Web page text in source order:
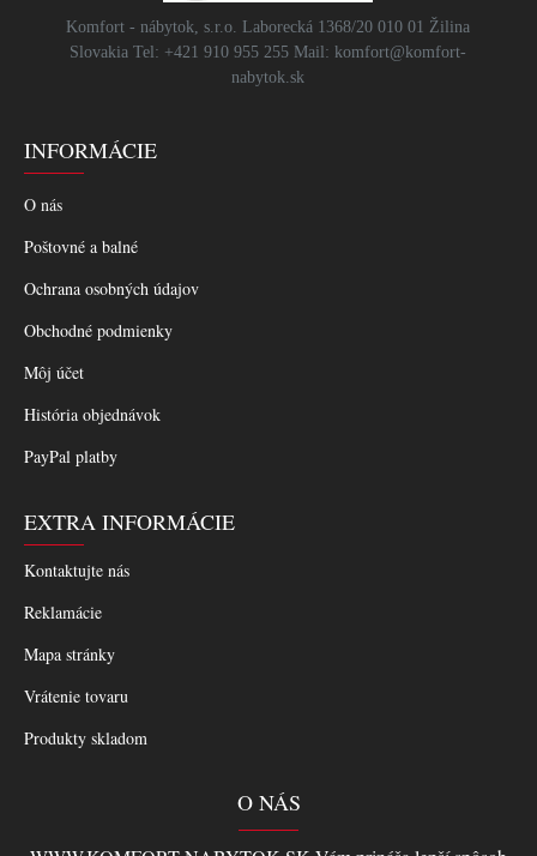
Komfort - nábytok, s.r.o. Laborecká 1368/20 010 01 Žilina
Slovakia Tel: +421 910 955 255 Mail: komfort@komfort-
nabytok.sk
INFORMÁCIE
O nás
Poštovné a balné
Ochrana osobných údajov
Obchodné podmienky
Môj účet
História objednávok
PayPal platby
EXTRA INFORMÁCIE
Kontaktujte nás
Reklamácie
Mapa stránky
Vrátenie tovaru
Produkty skladom
O NÁS